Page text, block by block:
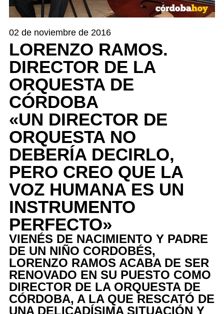
02 de noviembre de 2016
LORENZO RAMOS.
DIRECTOR DE LA
ORQUESTA DE
CÓRDOBA
«UN DIRECTOR DE
ORQUESTA NO
DEBERÍA DECIRLO,
PERO CREO QUE LA
VOZ HUMANA ES UN
INSTRUMENTO
PERFECTO»
VIENÉS DE NACIMIENTO Y PADRE
DE UN NIÑO CORDOBÉS,
LORENZO RAMOS ACABA DE SER
RENOVADO EN SU PUESTO COMO
DIRECTOR DE LA ORQUESTA DE
CÓRDOBA, A LA QUE RESCATÓ DE
UNA DELICADÍSIMA SITUACIÓN Y